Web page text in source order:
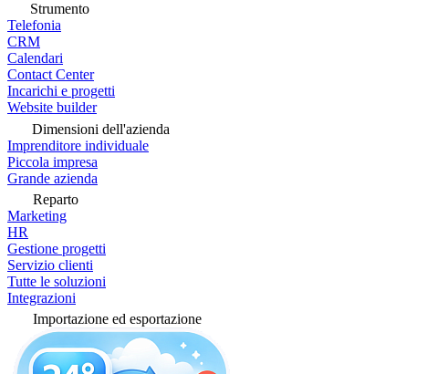
Strumento
Telefonia
CRM
Calendari
Contact Center
Incarichi e progetti
Website builder
Dimensioni dell'azienda
Imprenditore individuale
Piccola impresa
Grande azienda
Reparto
Marketing
HR
Gestione progetti
Servizio clienti
Tutte le soluzioni
Integrazioni
Importazione ed esportazione